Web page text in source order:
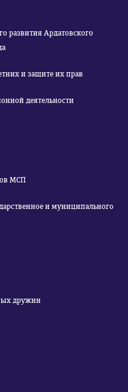
развития Ардатовского
и защите их прав
деятельности
МСП
и муниципального
дружин